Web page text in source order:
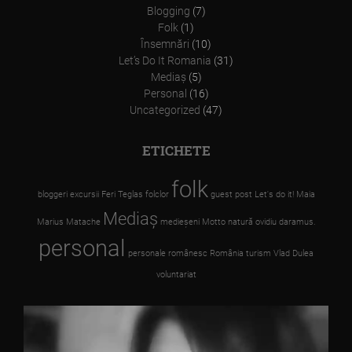
Blogging (7)
Folk (1)
Însemnări (10)
Let’s Do It Romania (31)
Mediaş(5)
Personal (16)
Uncategorized (47)
ETICHETE
bloggeri excursii Feri Teglas folclor folk guest post Let's do it! Maia
Marius Matache Mediaş medieşeni Motto natură ovidiu daramus.
personal personale românesc România turism Vlad Dulea
voluntariat